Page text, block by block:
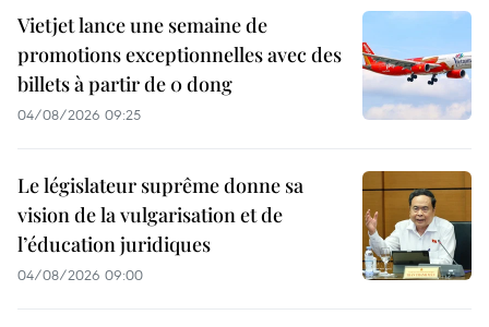
Vietjet lance une semaine de
promotions exceptionnelles avec des
billets à partir de 0 dong
04/08/2026 09:25
Le législateur suprême donne sa
vision de la vulgarisation et de
l’éducation juridiques
04/08/2026 09:00